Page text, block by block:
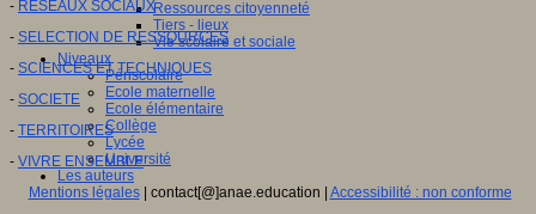
Ressources citoyenneté
Tiers - lieux
Vie scolaire et sociale
Niveaux
Périscolaire
Ecole maternelle
Ecole élémentaire
Collège
Lycée
Université
Les auteurs
- RESEAUX SOCIAUX
- SELECTION DE RESSOURCES
- SCIENCES ET TECHNIQUES
- SOCIETE
- TERRITOIRES
- VIVRE ENSEMBLE
Mentions légales| contact[@]anae.education | Accessibilité : non conforme